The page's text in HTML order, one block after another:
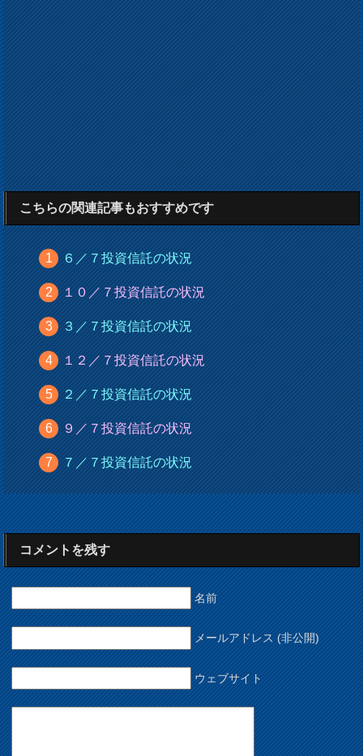
こちらの関連記事もおすすめです
６／７投資信託の状況
１０／７投資信託の状況
３／７投資信託の状況
１２／７投資信託の状況
２／７投資信託の状況
９／７投資信託の状況
７／７投資信託の状況
コメントを残す
名前
メールアドレス (非公開)
ウェブサイト